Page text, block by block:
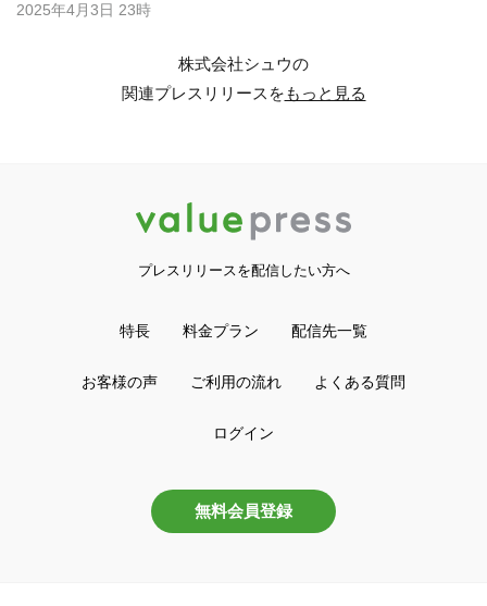
2025年4月3日 23時
株式会社シュウの
関連プレスリリースをもっと見る
プレスリリースを配信したい方へ
特長 料金プラン 配信先一覧
お客様の声 ご利用の流れ よくある質問
ログイン
無料会員登録